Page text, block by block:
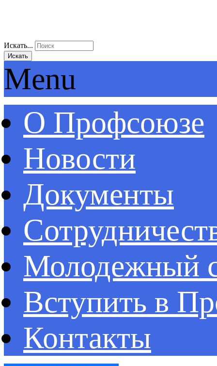
Искать...
Искать
Menu
О Профсоюзе
Новости
Документы
Молодежный
Вступить в
Контакты